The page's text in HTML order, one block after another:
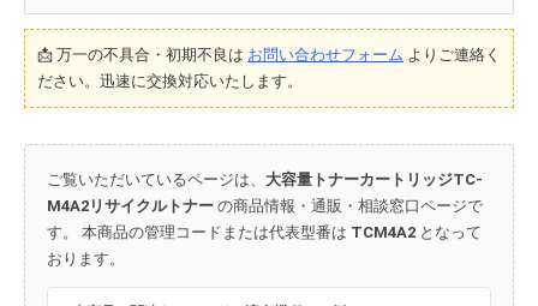
📩 万一の不具合・初期不良は お問い合わせフォーム よりご連絡く
ださい。迅速に交換対応いたします。
ご覧いただいているページは、 大容量トナーカートリッジTC-
M4A2リサイクルトナー の商品情報・通販・相談窓口ページで
す。 本商品の管理コードまたは代表型番は TCM4A2 となって
おります。